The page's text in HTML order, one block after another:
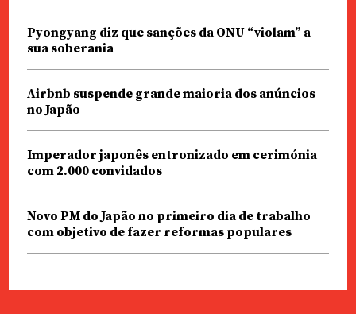
Pyongyang diz que sanções da ONU “violam” a
sua soberania
Airbnb suspende grande maioria dos anúncios
no Japão
Imperador japonês entronizado em cerimónia
com 2.000 convidados
Novo PM do Japão no primeiro dia de trabalho
com objetivo de fazer reformas populares